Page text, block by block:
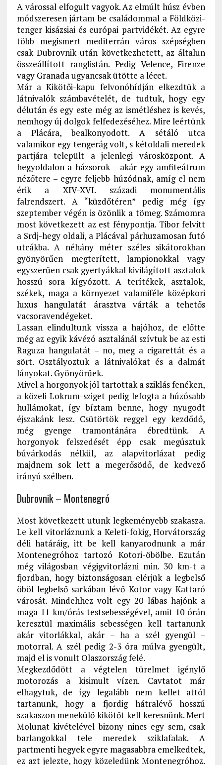
A várossal elfogult vagyok. Az elmúlt húsz évben
módszeresen jártam be családommal a Földközi-
tenger kisázsiai és európai partvidékét. Az egyre
több megismert mediterrán város szépségben
csak Dubrovnik után következhetett, az általun
összeállított ranglistán. Pedig Velence, Firenze
vagy Granada ugyancsak ütötte a lécet.
Már a Kikötői-kapu felvonóhídján elkezdtük a
látnivalók számbavételét, de tudtuk, hogy egy
délután és egy este még az ismétléshez is kevés,
nemhogy új dolgok felfedezéséhez. Mire leértünk
a Plácára, bealkonyodott. A sétáló utca
valamikor egy tengerág volt, s kétoldali meredek
partjára települt a jelenlegi városközpont. A
hegyoldalon a házsorok – akár egy amfiteátrum
nézőtere – egyre feljebb húzódnak, amíg el nem
érik a XIV-XVI. századi monumentális
falrendszert. A “küzdőtéren” pedig még így
szeptember végén is özönlik a tömeg. Számomra
most következett az est fénypontja. Tibor felvitt
a Srdj-hegy oldali, a Plácával párhuzamosan futó
utcákba. A néhány méter széles sikátorokban
gyönyörűen megterített, lampionokkal vagy
egyszerűen csak gyertyákkal kivilágított asztalok
hosszú sora kígyózott. A terítékek, asztalok,
székek, maga a környezet valamiféle középkori
luxus hangulatát árasztva várták a tehetős
vacsoravendégeket.
Lassan elindultunk vissza a hajóhoz, de előtte
még az egyik kávézó asztalánál szívtuk be az esti
Raguza hangulatát – no, meg a cigarettát és a
sört. Osztályoztuk a látnivalókat és a dalmát
lányokat. Gyönyörűek.
Mivel a horgonyok jól tartottak a sziklás fenéken,
a közeli Lokrum-sziget pedig lefogta a húzósabb
hullámokat, így bíztam benne, hogy nyugodt
éjszakánk lesz. Csütörtök reggel egy kezdődő,
még gyenge tramontánára ébredtünk. A
horgonyok felszedését épp csak megúsztuk
búvárkodás nélkül, az alapvitorlázat pedig
majdnem sok lett a megerősödő, de kedvező
irányú szélben.
Dubrovnik – Montenegró
Most következett utunk legkeményebb szakasza.
Le kell vitorláznunk a Keleti-fokig, Horvátország
déli határáig, itt be kell kanyarodnunk a már
Montenegróhoz tartozó Kotori-öbölbe. Ezután
még világosban végigvitorlázni min. 30 km-t a
fjordban, hogy biztonságosan elérjük a legbelső
öböl legbelső sarkában lévő Kotor vagy Kattaró
városát. Mindehhez volt egy 20 lábas hajónk a
maga 11 km/órás testsebességével, amit 10 órán
keresztül maximális sebességen kell tartanunk
akár vitorlákkal, akár – ha a szél gyengül –
motorral. A szél pedig 2-3 óra múlva gyengült,
majd el is vonult Olaszország felé.
Megkezdődött a végtelen türelmet igénylő
motorozás a kisimult vízen. Cavtatot már
elhagytuk, de így legalább nem kellet attól
tartanunk, hogy a fjordig hátralévő hosszú
szakaszon menekülő kikötőt kell keresnünk. Mert
Molunat kivételével bizony nincs egy sem, csak
barlangokkal tele meredek sziklafalak. A
partmenti hegyek egyre magasabbra emelkedtek,
ez azt jelezte, hogy közeledünk Montenegróhoz.